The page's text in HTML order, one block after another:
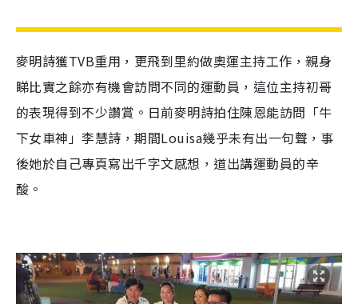
麥明詩獲TVB重用，更飛到里約做奧運主持工作，親身
睇比實之餘亦有機會訪問不同的運動員，這位主持初哥
的表現得到不少讚賞。日前麥明詩拍住陳恩能訪問「牛
下女車神」李慧詩，期間Louisa幾乎未有出一句聲，事
後她於自己專頁寫出千字文感想，道出講運動員的辛
酸。